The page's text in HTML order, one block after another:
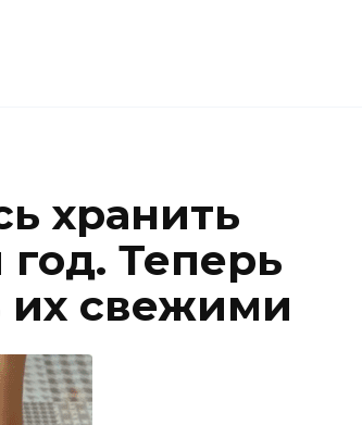
хранить
Теперь
их свежими